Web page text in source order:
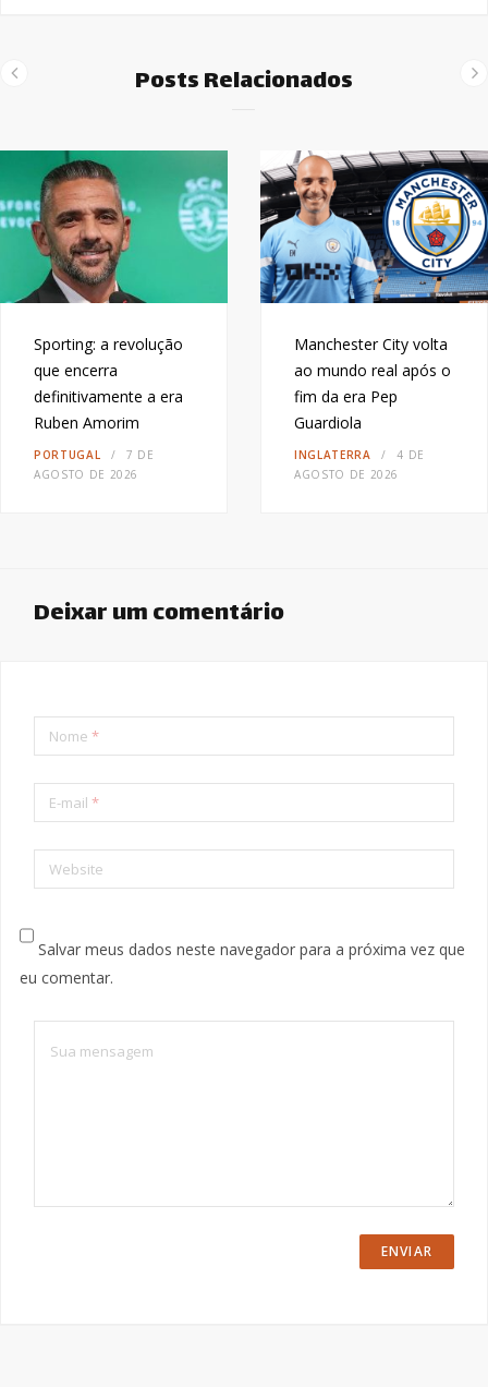
Posts Relacionados
Sporting: a revolução
que encerra
definitivamente a era
Ruben Amorim
PORTUGAL
7 DE
AGOSTO DE 2026
Manchester City volta
ao mundo real após o
fim da era Pep
Guardiola
INGLATERRA
4 DE
AGOSTO DE 2026
Deixar um comentário
Nome *
E-mail *
Website
Salvar meus dados neste navegador para a próxima vez que
eu comentar.